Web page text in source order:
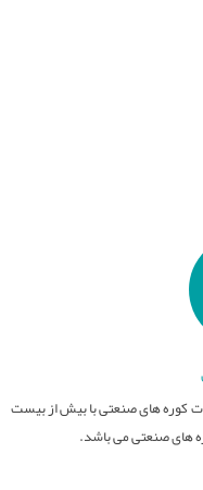
کوره های صنعتی با بیش از بیست
های صنعتی می باشد.